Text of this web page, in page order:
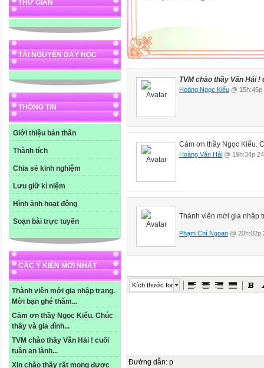
THƯ GIÃN
TÀI NGUYÊN DẠY HỌC
THÔNG TIN
Giới thiệu bản thân
Thành tích
Chia sẻ kinh nghiệm
Lưu giữ kỉ niệm
Hình ảnh hoạt động
Soạn bài trực tuyến
CÁC Ý KIẾN MỚI NHẤT
Thành viên mới gia nhập trang.
Mời bạn ghé thăm...
Cảm ơn thầy Ngọc Kiểu. Chúc
thầy và gia đình...
TVM chào thầy Văn Hải ! cuối
tuần an lành...
Xin chào thầy rất mong được
TVM chào thầy Văn Hải !
Hoàng Ngọc Kiểu @ 15h:45p
Cảm ơn thầy Ngọc Kiểu.
Hoàng Văn Hải @ 19h:34p
Thành viên mới gia nhập
Phạm Chí Ngoan @ 20h:02p
Kích thước font
Đường dẫn: p